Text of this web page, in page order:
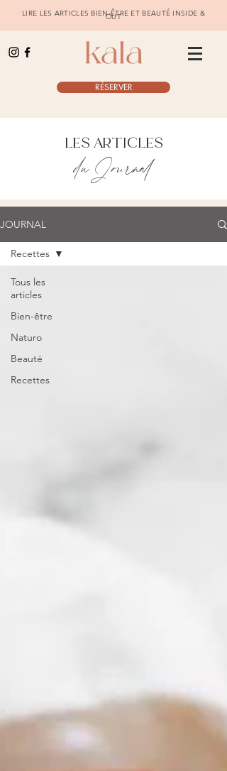
LIRE LES ARTICLES BIEN-ÊTRE ET BEAUTÉ INSIDE &
OUT
RÉSERVER
LES ARTICLES
du Journal
JOURNAL
Tous les
articles
Bien-être
Naturo
Beauté
Recettes
Recettes